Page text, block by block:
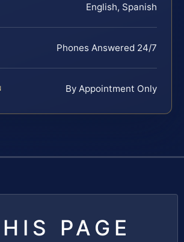
English, Spanish
Phones Answered 24/7
By Appointment Only
PAGE